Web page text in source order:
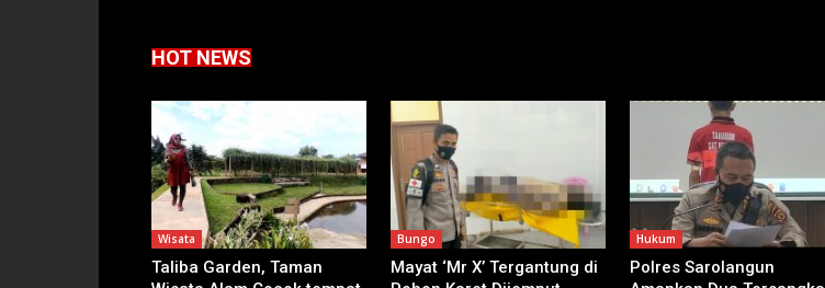
HOT NEWS
Wisata
Taliba Garden, Taman
Bungo
Mayat ‘Mr X’ Tergantung di
Hukum
Polres Sarolangun